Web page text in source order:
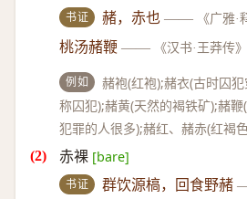
书证 赭，赤也 —— 《广雅·
桃汤赭鞭 —— 《汉书·王莽传》
例如
赭袍(红袍);赭衣(古时囚
称囚犯);赭黄(天然的褐铁矿);赭
犯罪的人很多);赭红、赭赤(红褐
赤裸 [bare]
书证 群饮源槁，回食野赭